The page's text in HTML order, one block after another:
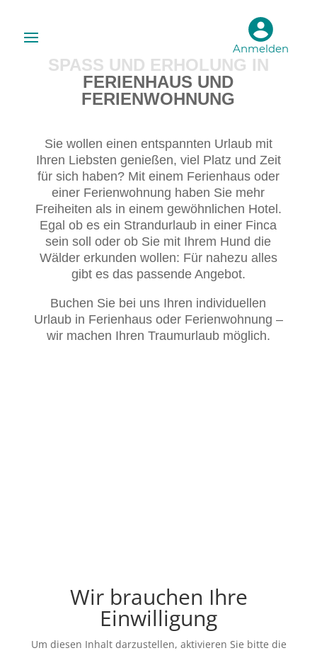
Anmelden
SPASS UND ERHOLUNG IN F
ERIENHAUS UND F
ERIENWOHNUNG
Sie wollen einen entspannten Urlaub mit
Ihren Liebsten genießen, viel Platz und Zeit
für sich haben? Mit einem Ferienhaus oder
einer Ferienwohnung haben Sie mehr
Freiheiten als in einem gewöhnlichen Hotel.
Egal ob es ein Strandurlaub in einer Finca
sein soll oder ob Sie mit Ihrem Hund die
Wälder erkunden wollen: Für nahezu alles
gibt es das passende Angebot.
Buchen Sie bei uns Ihren individuellen
Urlaub in Ferienhaus oder Ferienwohnung –
wir machen Ihren Traumurlaub möglich.
Wir brauchen Ihre
Einwilligung
Um diesen Inhalt darzustellen, aktivieren Sie bitte die